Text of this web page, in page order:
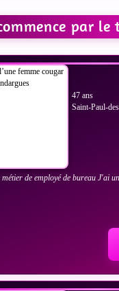
par le
LES PHOTOS
47 ans
Saint-Paul-
métier de employé de bureau J'ai